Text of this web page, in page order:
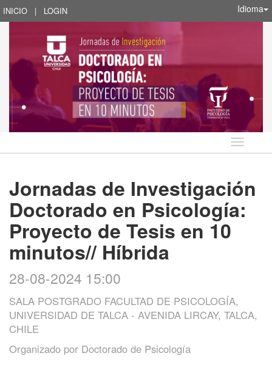
INICIO | LOGIN Idioma
Idioma
Jornadas de Investigación
Doctorado en Psicología:
Proyecto de Tesis en 10
minutos// Híbrida
28-08-2024 15:00
SALA POSTGRADO FACULTAD DE PSICOLOGÍA,
UNIVERSIDAD DE TALCA - AVENIDA LIRCAY, TALCA,
CHILE
Organizado por Doctorado de Psicología